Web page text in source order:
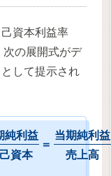
資本利益率
次の展開式がデ
して提示され
純利益
己資本
＝
当期純利益
売上高